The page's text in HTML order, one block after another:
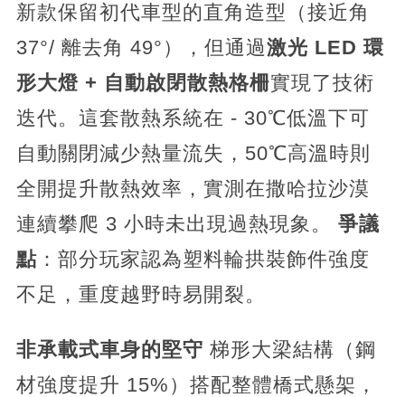
新款保留初代車型的直角造型（接近角
37°/ 離去角 49°），但通過激光 LED 環
形大燈 + 自動啟閉散熱格柵實現了技術
迭代。這套散熱系統在 - 30℃低溫下可
自動關閉減少熱量流失，50℃高溫時則
全開提升散熱效率，實測在撒哈拉沙漠
連續攀爬 3 小時未出現過熱現象。 爭議
點：部分玩家認為塑料輪拱裝飾件強度
不足，重度越野時易開裂。
非承載式車身的堅守 梯形大梁結構（鋼
材強度提升 15%）搭配整體橋式懸架，